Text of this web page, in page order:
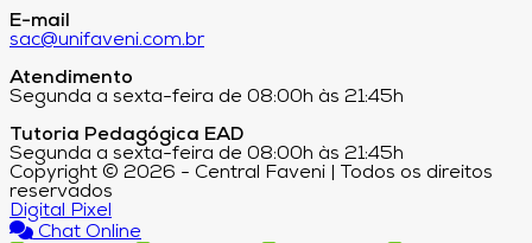
E-mail
sac@unifaveni.com.br
Atendimento
Segunda a sexta-feira de 08:00h às 21:45h
Tutoria Pedagógica EAD
Segunda a sexta-feira de 08:00h às 21:45h
Copyright © 2026 - Central Faveni | Todos os direitos
reservados
Digital Pixel
Chat Online